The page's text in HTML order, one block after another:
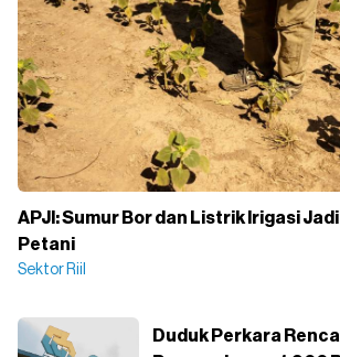
APJI: Sumur Bor dan Listrik Irigasi
Petani
Sektor Riil
Duduk Perkara